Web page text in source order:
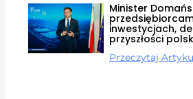
Minister
przedsiębiorcami
inwestycjach,
przyszłości
Przeczytaj